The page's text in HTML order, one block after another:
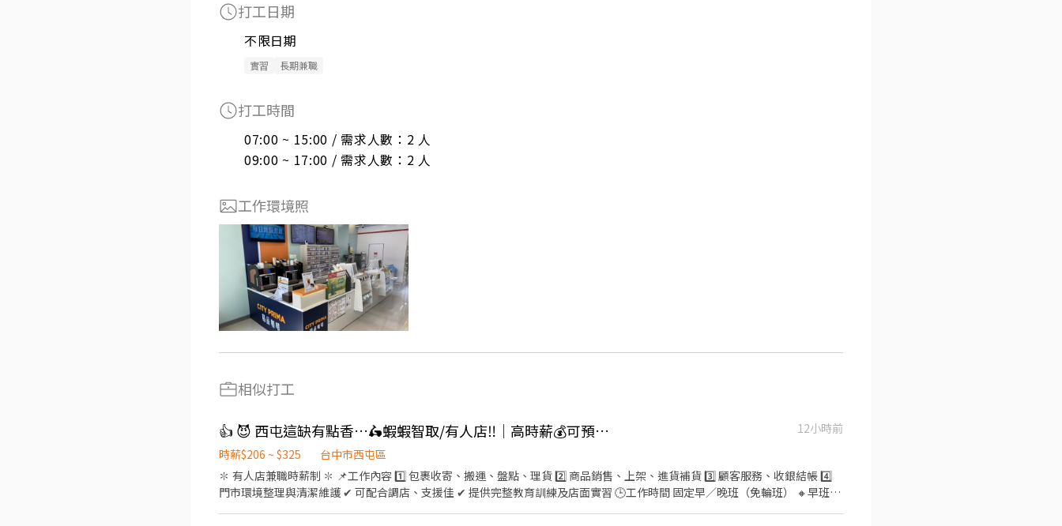
打工日期
不限日期
實習 長期兼職
打工時間
07:00 ~ 15:00 / 需求人數：2 人
09:00 ~ 17:00 / 需求人數：2 人
工作環境照
相似打工
👍 😈 西屯這缺有點香…🛵蝦蝦智取/有人店‼️｜高時薪💰可預支🌟
12小時前
時薪$206 ~ $325
台中市西屯區
✽ 有人店兼職時薪制 ✽ 📌工作內容 1️⃣ 包裹收寄、搬運、盤點、理貨 2️⃣ 商品銷售、上架、進貨補貨 3️⃣ 顧客服務、收銀結帳 4️⃣
門市環境整理與清潔維護 ✔ 可配合調店、支援佳 ✔ 提供完整教育訓練及店面實習 🕒工作時間 固定早／晚班（免輪班） 🔸早班